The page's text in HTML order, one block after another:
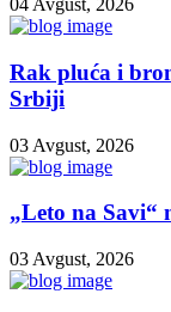
04 Avgust, 2026
Rak pluća i
Srbiji
03 Avgust, 2026
„Leto na Savi“
03 Avgust, 2026